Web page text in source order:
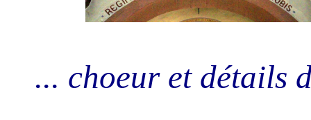
... choeur et détails